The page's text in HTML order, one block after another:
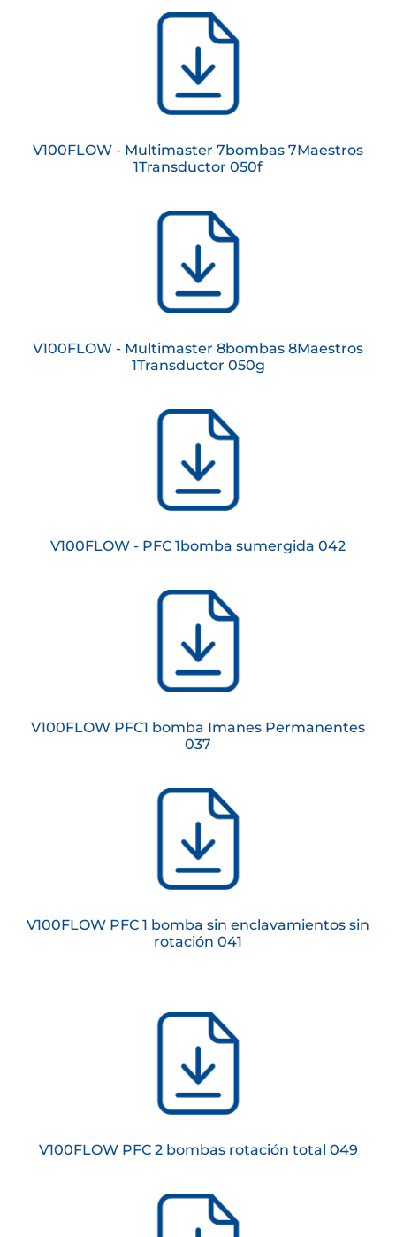
V100FLOW - Multimaster 7bombas 7Maestros
1Transductor 050f
V100FLOW - Multimaster 8bombas 8Maestros
1Transductor 050g
V100FLOW - PFC 1bomba sumergida 042
V100FLOW PFC1 bomba Imanes Permanentes
037
V100FLOW PFC 1 bomba sin enclavamientos sin
rotación 041
V100FLOW PFC 2 bombas rotación total 049